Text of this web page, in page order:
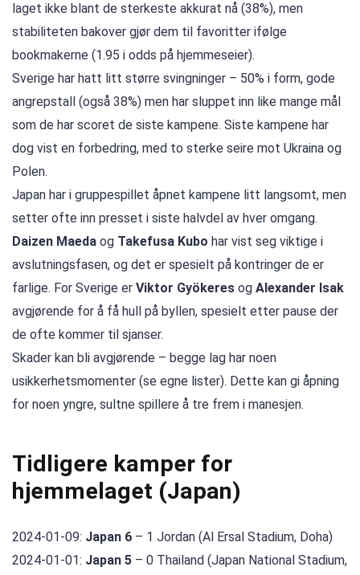
laget ikke blant de sterkeste akkurat nå (38%), men
stabiliteten bakover gjør dem til favoritter ifølge
bookmakerne (1.95 i odds på hjemmeseier).
Sverige har hatt litt større svingninger – 50% i form, gode
angrepstall (også 38%) men har sluppet inn like mange mål
som de har scoret de siste kampene. Siste kampene har
dog vist en forbedring, med to sterke seire mot Ukraina og
Polen.
Japan har i gruppespillet åpnet kampene litt langsomt, men
setter ofte inn presset i siste halvdel av hver omgang.
Daizen Maeda og Takefusa Kubo har vist seg viktige i
avslutningsfasen, og det er spesielt på kontringer de er
farlige. For Sverige er Viktor Gyökeres og Alexander Isak
avgjørende for å få hull på byllen, spesielt etter pause der
de ofte kommer til sjanser.
Skader kan bli avgjørende – begge lag har noen
usikkerhetsmomenter (se egne lister). Dette kan gi åpning
for noen yngre, sultne spillere å tre frem i manesjen.
Tidligere kamper for
hjemmelaget (Japan)
2024-01-09: Japan 6 – 1 Jordan (Al Ersal Stadium, Doha)
2024-01-01: Japan 5 – 0 Thailand (Japan National Stadium,